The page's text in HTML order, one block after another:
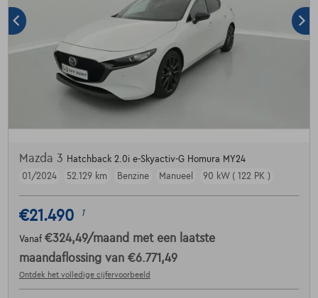
Mazda 3 Hatchback 2.0i e-Skyactiv-G Homura MY24
01/2024
52.129 km Benzine Manueel 90 kW ( 122 PK )
€21.490 1
Vanaf €324,49/maand met een laatste
maandaflossing van €6.771,49
Ontdek het volledige cijfervoorbeeld